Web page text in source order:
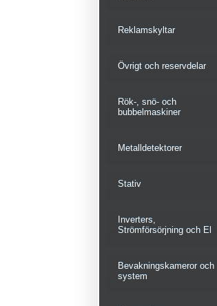
Reklamskyltar
Övrigt och reservdelar
Rök-, snö- och
bubbelmaskiner
Metalldetektorer
Stativ
Inverters,
Strömförsörjning och El
Bevakningskameror och
system